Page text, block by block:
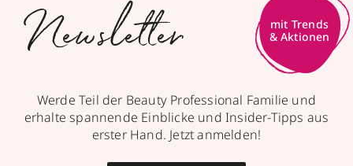
Newsletter
mit Trends
& Aktionen
Werde Teil der Beauty Professional Familie und
erhalte spannende Einblicke und Insider-Tipps aus
erster Hand. Jetzt anmelden!